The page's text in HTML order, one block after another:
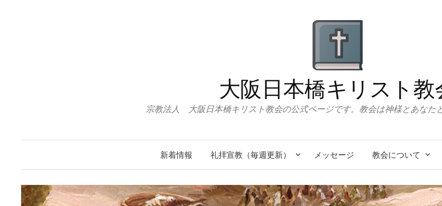
大阪日本橋キリスト教
宗教法人 大阪日本橋キリスト教会の公式ページです。教会は神様とあなた
新着情報 礼拝宣教（毎週更新） メッセージ 教会について